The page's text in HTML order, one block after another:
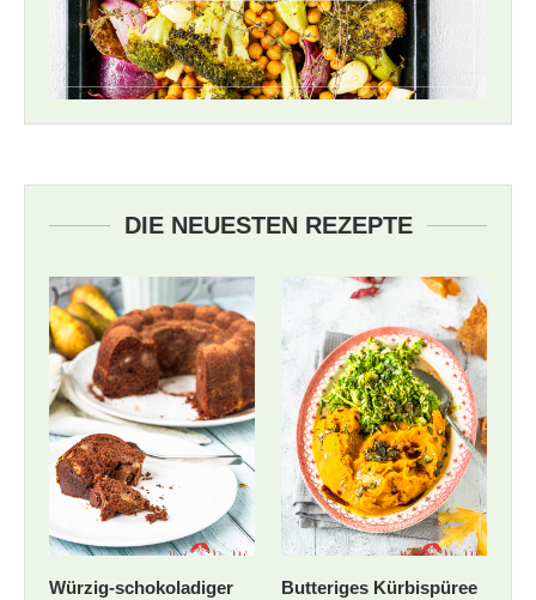
DIE NEUESTEN REZEPTE
Würzig-schokoladiger
Butteriges Kürbispüree